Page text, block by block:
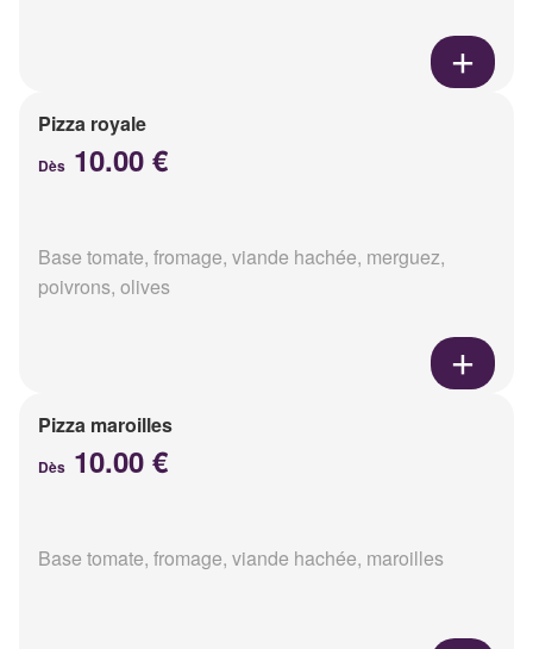
Pizza royale
Dès 10.00 €
Base tomate, fromage, viande hachée, merguez,
poivrons, olives
Pizza maroilles
Dès 10.00 €
Base tomate, fromage, viande hachée, maroilles